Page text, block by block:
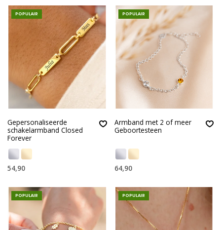
POPULAIR
Gepersonaliseerde
schakelarmband Closed
Forever
54,90
POPULAIR
Armband met 2 of meer
Geboortesteen
64,90
POPULAIR POPULAIR